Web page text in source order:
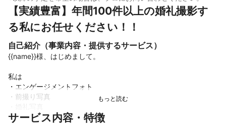
【実績豊富】年間100件以上の婚礼撮影す
る私にお任せください！！
自己紹介（事業内容・提供するサービス）
{{name}}様、はじめまして。
私は
・エンゲージメントフォト
・前撮り写真
・プロフィールムービー
サービス内容・特徴